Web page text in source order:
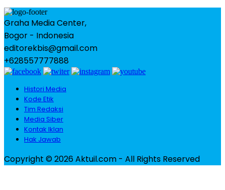
Graha Media Center,
Bogor - Indonesia
editorekbis@gmail.com
+628557777888
Histori Media
Kode Etik
Tim Redaksi
Media Siber
Kontak Iklan
Hak Jawab
Copyright © 2026 Aktuil.com - All Rights Reserved